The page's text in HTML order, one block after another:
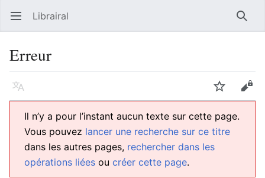
Ouvrir le menu principal Librairal
Erreur
Langue Suivre
Il n’y a pour l’instant aucun texte sur cette page.
Vous pouvez lancer une recherche sur ce titre
dans les autres pages, rechercher dans les
opérations liées ou créer cette page.